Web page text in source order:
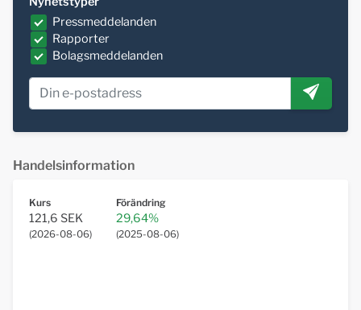
Pressmeddelanden
Rapporter
Bolagsmeddelanden
Handelsinformation
Kurs
121,6 SEK
(2026-08-06)
Förändring
29,64%
(2025-08-06)